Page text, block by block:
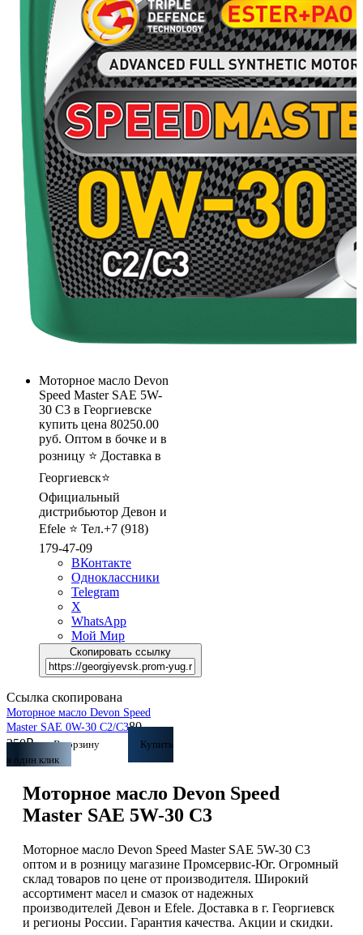
Моторное масло Devon
Speed Master SAE 5W-
30 C3 в Георгиевске
купить цена 80250.00
руб. Оптом в бочке и в
розницу ⭐ Доставка в
Георгиевск⭐
Официальный
дистрибьютор Девон и
Efele ⭐ Тел.+7 (918)
179-47-09
ВКонтакте
Одноклассники
Telegram
X
WhatsApp
Мой Мир
Скопировать ссылку
Ссылка скопирована
Моторное масло Devon Speed
Master SAE 0W-30 C2/С380
250₽ В корзину
Купить
в один клик
Моторное масло Devon Speed
Master SAE 5W-30 C3
Моторное масло Devon Speed Master SAE 5W-30 C3
оптом и в розницу магазине Промсервис-Юг. Огромный
склад товаров по цене от производителя. Широкий
ассортимент масел и смазок от надежных
производителей Девон и Efele. Доставка в г. Георгиевск
и регионы России. Гарантия качества. Акции и скидки.